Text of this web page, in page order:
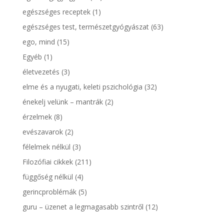
egészséges receptek(1)
egészséges test, természetgyógyászat(63)
ego, mind (15)
Egyéb (1)
életvezetés (3)
elme és a nyugati, keleti pszichológia (32)
énekelj velünk – mantrák(2)
érzelmek(8)
evészavarok(2)
félelmek nélkül (3)
Filozófiai cikkek(211)
függőség nélkül (4)
gerincproblémák(5)
guru – üzenet a legmagasabb szintről (12)